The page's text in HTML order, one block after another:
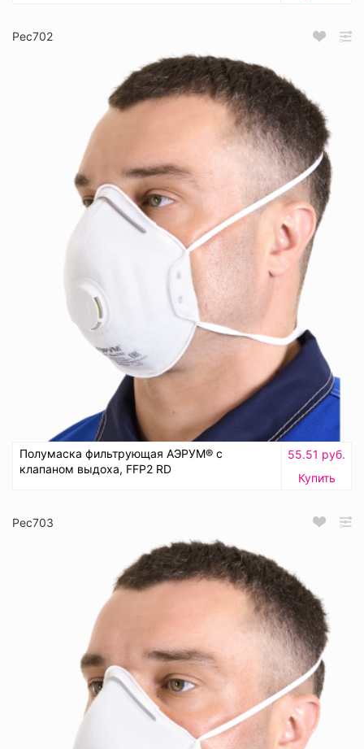
Рес702
Полумаска фильтрующая АЭРУМ® с
клапаном выдоха, FFP2 RD
55.51 руб.
Купить
Рес703